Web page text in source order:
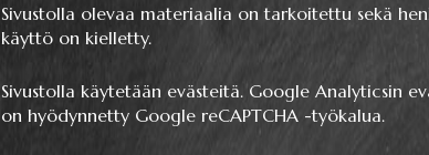
Sivustolla olevaa materiaalia on tarkoitettu sekä
käyttö on kielletty.
Sivustolla käytetään evästeitä. Google Analyticsin
on hyödynnetty Google reCAPTCHA -työkalua.